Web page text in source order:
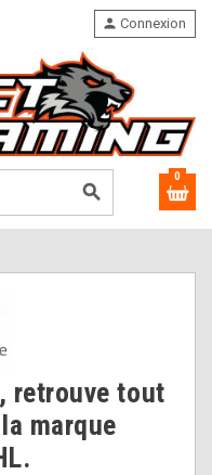
search
person Connexion
0
retrouve tout
marque